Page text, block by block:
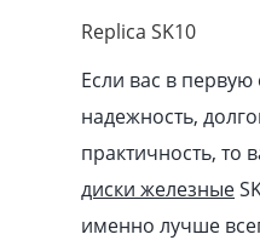
Replica SK10
Если вас в первую
надежность,
практичность, то
диски железные
именно лучше